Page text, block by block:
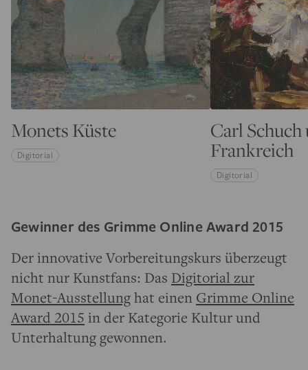
Monets Küste
Digitorial
Carl Schuch
Frankreich
Digitorial
Gewinner des Grimme Online Award 2015
Der innovative Vorbereitungskurs überzeugt
nicht nur Kunstfans: Das Digitorial zur
Monet-Ausstellunghat einen Grimme Online
Award 2015 in der Kategorie Kultur und
Unterhaltung gewonnen.